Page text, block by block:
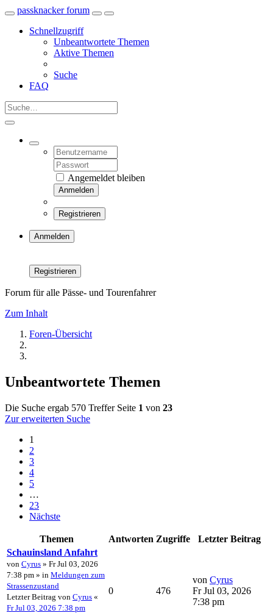
passknacker forum
Schnellzugriff
Unbeantwortete Themen
Aktive Themen
Suche
FAQ
Angemeldet bleiben
Anmelden
Registrieren
Anmelden
Registrieren
Forum für alle Pässe- und Tourenfahrer
Zum Inhalt
Foren-Übersicht
Unbeantwortete Themen
Die Suche ergab 570 Treffer Seite 1 von 23
Zur erweiterten Suche
1
2
3
4
5
…
23
Nächste
Themen Antworten Zugriffe
Letzter Beitrag
Schauinsland Anfahrt
von Cyrus » Fr Jul 03, 2026
7:38 pm » in Meldungen zum
Strassenzustand
Letzter Beitrag von Cyrus «
Fr Jul 03, 2026 7:38 pm
0 476
von Cyrus
Fr Jul 03, 2026
7:38 pm